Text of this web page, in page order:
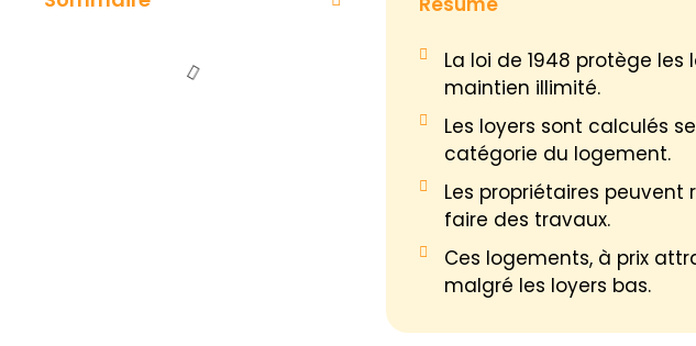
La loi de 1948 protège
maintien illimité.
Les loyers sont calculés
catégorie du logement.
Les propriétaires peuvent
faire des travaux.
Ces logements, à prix
malgré les loyers bas.